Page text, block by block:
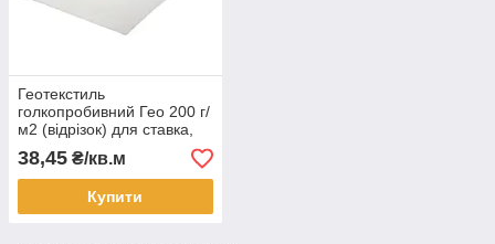
Геотекстиль
голкопробивний Гео 200 г/
м2 (відрізок) для ставка,
ландшафту, дороги
38,45 ₴/кв.м
Купити